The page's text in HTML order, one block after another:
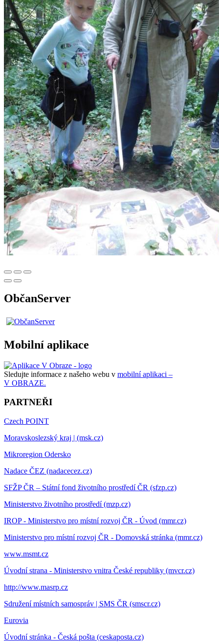
ObčanServer
Mobilní aplikace
Sledujte informace z našeho webu v mobilní aplikaci –
V OBRAZE.
PARTNEŘI
Czech POINT
Moravskoslezský kraj | (msk.cz)
Mikroregion Odersko
Nadace ČEZ (nadacecez.cz)
SFŽP ČR – Státní fond životního prostředí ČR (sfzp.cz)
Ministerstvo životního prostředí (mzp.cz)
IROP - Ministerstvo pro místní rozvoj ČR - Úvod (mmr.cz)
Ministerstvo pro místní rozvoj ČR - Domovská stránka (mmr.cz)
www.msmt.cz
Úvodní strana - Ministerstvo vnitra České republiky (mvcr.cz)
http://www.masrp.cz
Sdružení místních samospráv | SMS ČR (smscr.cz)
Eurovia
Úvodní stránka - Česká pošta (ceskaposta.cz)